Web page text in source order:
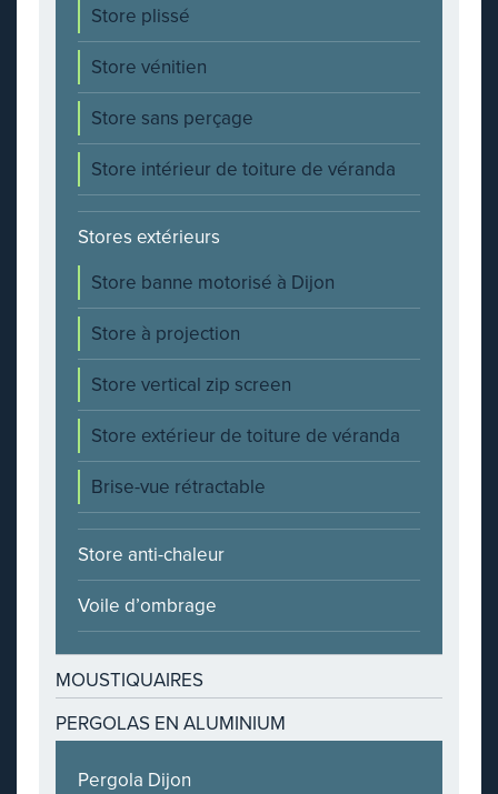
Store plissé
Store vénitien
Store sans perçage
Store intérieur de toiture de véranda
Stores extérieurs
Store banne motorisé à Dijon
Store à projection
Store vertical zip screen
Store extérieur de toiture de véranda
Brise-vue rétractable
Store anti-chaleur
Voile d’ombrage
MOUSTIQUAIRES
PERGOLAS EN ALUMINIUM
Pergola Dijon